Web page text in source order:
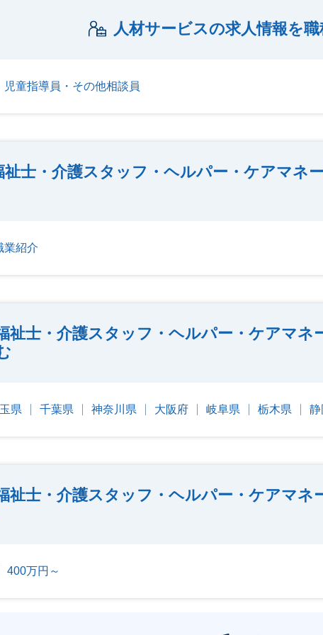
人材サービスの求人情報を
児童指導員・その他相談員
祉士・介護スタッフ・ヘルパー・ケアマネ
業紹介
祉士・介護スタッフ・ヘルパー・ケアマネ
県 千葉県 神奈川県 大阪府 岐阜県 栃木県 静
祉士・介護スタッフ・ヘルパー・ケアマネ
400万円～